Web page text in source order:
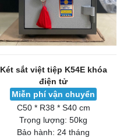
Két sắt việt tiệp K54E khóa
điện tử
Miễn phí vận chuyển
C50 * R38 * S40 cm
Trọng lượng: 50kg
Bảo hành: 24 tháng